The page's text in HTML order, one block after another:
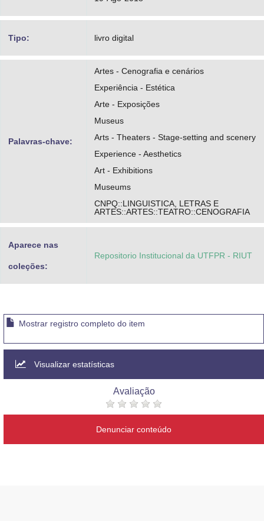
Tipo: livro digital
Palavras-chave:
Artes - Cenografia e cenários
Experiência - Estética
Arte - Exposições
Museus
Arts - Theaters - Stage-setting and scenery
Experience - Aesthetics
Art - Exhibitions
Museums
CNPQ::LINGUISTICA, LETRAS E
ARTES::ARTES::TEATRO::CENOGRAFIA
Aparece nas
coleções:
Repositorio Institucional da UTFPR - RIUT
Mostrar registro completo do item
Visualizar estatísticas
Avaliação
Denunciar conteúdo